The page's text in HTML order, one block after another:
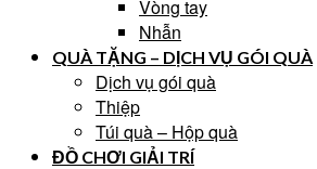
Vòng tay
Nhẫn
QUÀ TẶNG – DỊCH VỤ GÓI QUÀ
Dịch vụ gói quà
Thiệp
Túi quà – Hộp quà
ĐỒ CHƠI GIẢI TRÍ